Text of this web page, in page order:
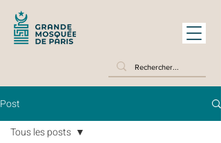
Post
Tous les posts